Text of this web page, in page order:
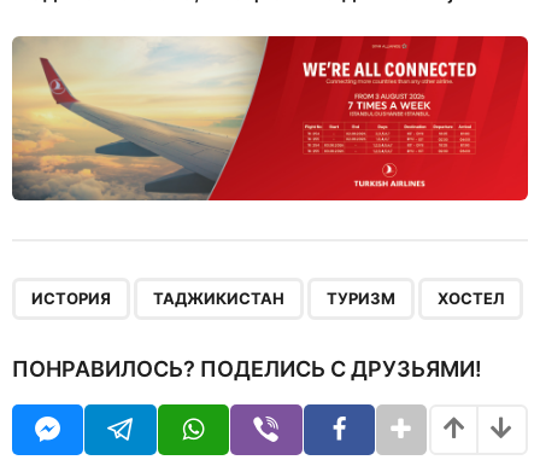
ИСТОРИЯ ТАДЖИКИСТАН ТУРИЗМ ХОСТЕЛ
ПОНРАВИЛОСЬ? ПОДЕЛИСЬ С ДРУЗЬЯМИ!